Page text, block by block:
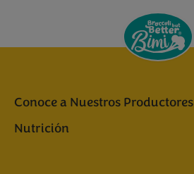
Conoce a Nuestros Productores
Nutrición